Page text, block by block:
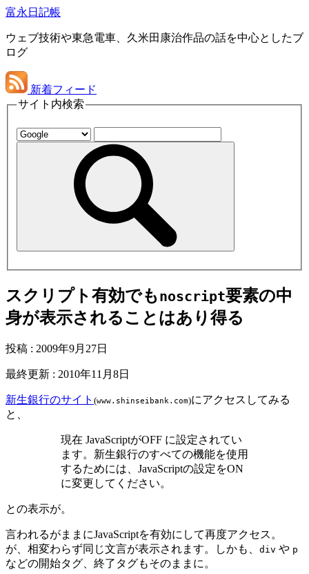
富永日記帳
ウェブ技術や東急電車、久米田康治作品の話を中心としたブ
ログ
新着フィード
サイト内検索
スクリプト有効でもnoscript要素の中
身が表示されることはあり得る
投稿 : 2009年9月27日
最終更新 : 2010年11月8日
新生銀行のサイト (www.shinseibank.com)にアクセスしてみる
と、
現在 JavaScriptがOFF に設定されてい
ます。新生銀行のすべての機能を使用
するためには、JavaScriptの設定をON
に変更してください。
との表示が。
言われるがままにJavaScriptを有効にして再度アクセス。
が、相変わらず同じ文言が表示されます。しかも、 div や p
などの開始タグ、終了タグもそのままに。